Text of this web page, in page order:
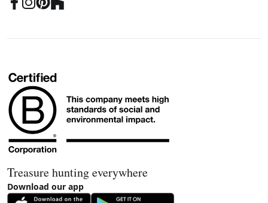
Treasure hunting everywhere
Download our app